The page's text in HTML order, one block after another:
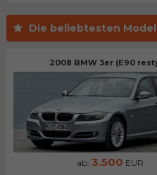
Die beliebtesten
2008 BMW 3er (E90
ab: 3.500 EUR